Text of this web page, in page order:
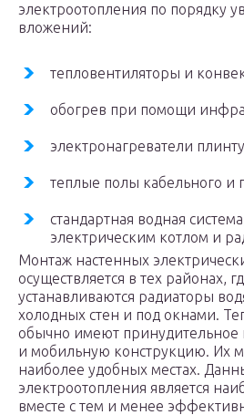
электроотопления по порядку
вложений:
тепловентиляторы и
обогрев при помощи
электронагреватели
теплые полы кабельного и
стандартная водная
электрическим котлом и
Монтаж настенных
осуществляется в тех районах,
устанавливаются радиаторы
холодных стен и под окнами.
обычно имеют принудительное
и мобильную конструкцию. Их
наиболее удобных местах.
электроотопления является
вместе с тем и менее